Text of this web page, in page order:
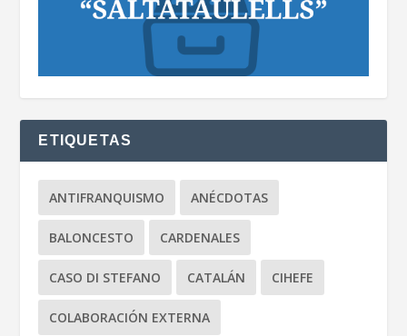
ETIQUETAS
ANTIFRANQUISMO ANÉCDOTAS
BALONCESTO CARDENALES
CASO DI STEFANO CATALÁN CIHEFE
COLABORACIÓN EXTERNA